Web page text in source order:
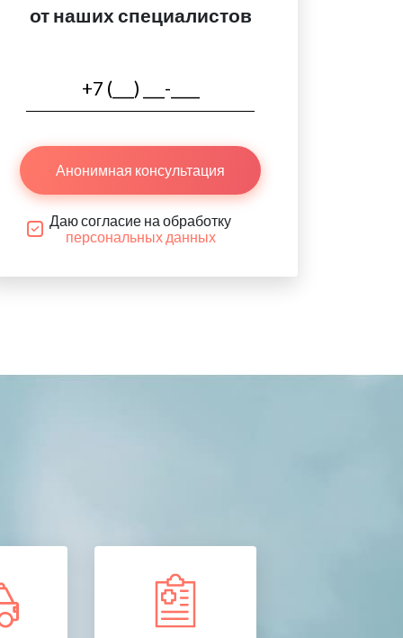
от наших специалистов
Анонимная консультация
Даю согласие на обработку
персональных данных